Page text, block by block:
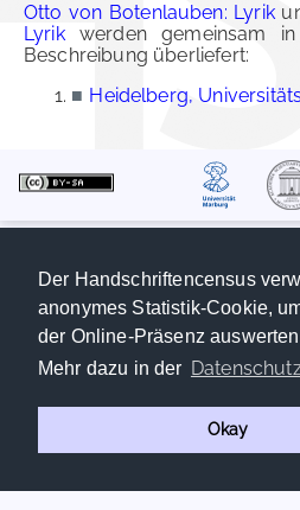
Der Handschriftencensus
anonymes Statistik-Cookie,
der Online-Präsenz
Mehr dazu in der
Okay
Otto von Botenlauben: Lyrik
Lyrikwerden gemeinsam
Beschreibung überliefert:
■ Heidelberg,